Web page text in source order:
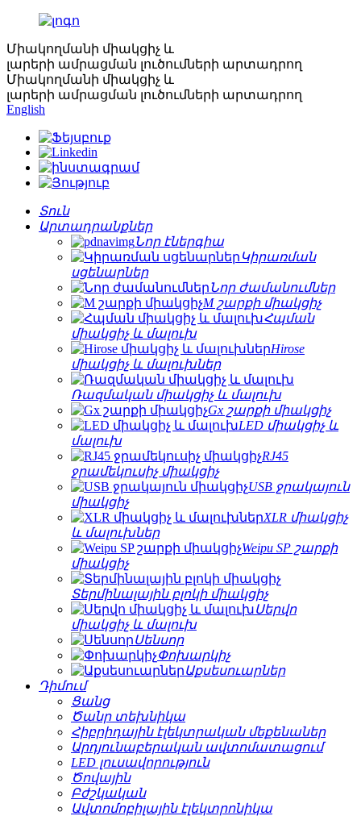
Միակողմանի միակցիչ և
լարերի ամրացման լուծումների արտադրող
Միակողմանի միակցիչ և
լարերի ամրացման լուծումների արտադրող
English
Տուն
Արտադրանքներ
Նոր էներգիա
Կիրառման
սցենարներ
Նոր ժամանումներ
M շարքի միակցիչ
Հպման
միակցիչ և մալուխ
Hirose
միակցիչ և մալուխներ
Ռազմական միակցիչ և մալուխ
Gx շարքի միակցիչ
LED միակցիչ և
մալուխ
RJ45
ջրամեկուսիչ միակցիչ
USB ջրակայուն
միակցիչ
XLR միակցիչ
և մալուխներ
Weipu SP շարքի
միակցիչ
Տերմինալային բլոկի միակցիչ
Սերվո
միակցիչ և մալուխ
Սենսոր
Փոխարկիչ
Աքսեսուարներ
Դիմում
Ցանց
Ծանր տեխնիկա
Հիբրիդային էլեկտրական մեքենաներ
Արդյունաբերական ավտոմատացում
LED լուսավորություն
Ծովային
Բժշկական
Ավտոմոբիլային էլեկտրոնիկա